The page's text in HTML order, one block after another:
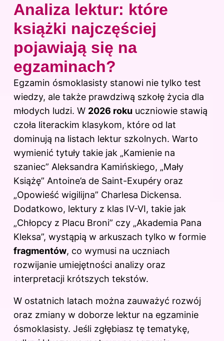
Analiza lektur: które
książki najczęściej
pojawiają się na
egzaminach?
Egzamin ósmoklasisty stanowi nie tylko test
wiedzy, ale także prawdziwą szkołę życia dla
młodych ludzi. W 2026 roku uczniowie stawią
czoła literackim klasykom, które od lat
dominują na listach lektur szkolnych. Warto
wymienić tytuły takie jak „Kamienie na
szaniec” Aleksandra Kamińskiego, „Mały
Książę” Antoine’a de Saint-Exupéry oraz
„Opowieść wigilijna” Charlesa Dickensa.
Dodatkowo, lektury z klas IV-VI, takie jak
„Chłopcy z Placu Broni” czy „Akademia Pana
Kleksa”, wystąpią w arkuszach tylko w formie
fragmentów, co wymusi na uczniach
rozwijanie umiejętności analizy oraz
interpretacji krótszych tekstów.
W ostatnich latach można zauważyć rozwój
oraz zmiany w doborze lektur na egzaminie
ósmoklasisty. Jeśli zgłębiasz tę tematykę,